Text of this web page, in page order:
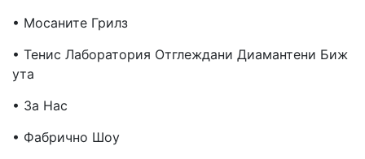
• Мосаните Грилз
• Тенис Лаборатория Отглеждани Диамантени Биж
Ута
• За Нас
• Фабрично Шоу